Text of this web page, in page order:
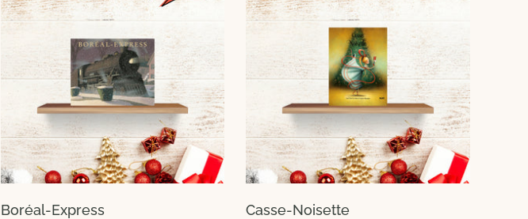
Boréal-Express Casse-Noisette